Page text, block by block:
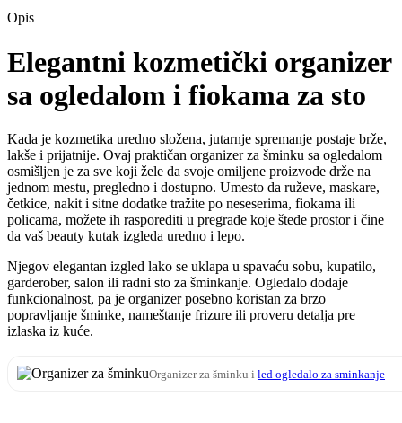
Opis
Elegantni kozmetički organizer
sa ogledalom i fiokama za sto
Kada je kozmetika uredno složena, jutarnje spremanje postaje brže,
lakše i prijatnije. Ovaj praktičan organizer za šminku sa ogledalom
osmišljen je za sve koji žele da svoje omiljene proizvode drže na
jednom mestu, pregledno i dostupno. Umesto da ruževe, maskare,
četkice, nakit i sitne dodatke tražite po neseserima, fiokama ili
policama, možete ih rasporediti u pregrade koje štede prostor i čine
da vaš beauty kutak izgleda uredno i lepo.
Njegov elegantan izgled lako se uklapa u spavaću sobu, kupatilo,
garderober, salon ili radni sto za šminkanje. Ogledalo dodaje
funkcionalnost, pa je organizer posebno koristan za brzo
popravljanje šminke, nameštanje frizure ili proveru detalja pre
izlaska iz kuće.
Organizer za šminku i led ogledalo za sminkanje